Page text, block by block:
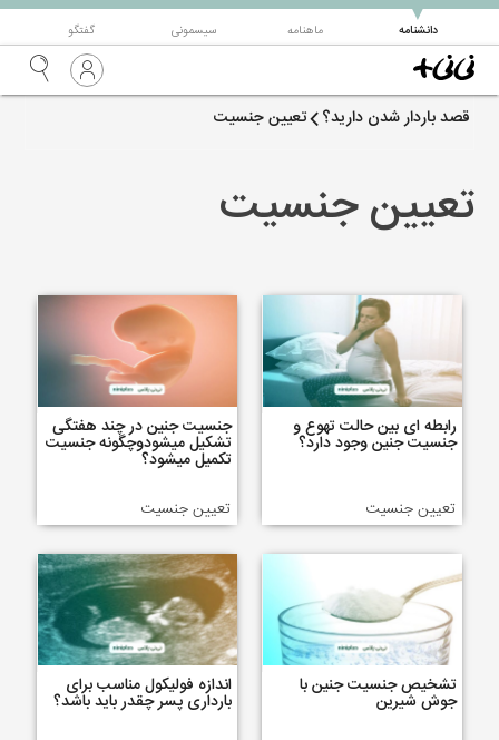
دانشنامه
▼ ماهنامه سیسمونی گفتگو
قصد باردار شدن دارید؟ تعیین جنسیت
تعیین جنسیت
رابطه ای بین حالت تهوع و
جنسیت جنین وجود دارد؟
تعیین جنسیت
جنسیت جنین در چند هفتگی
تشکیل میشودوچگونه جنسیت
تکمیل میشود؟
تعیین جنسیت
تشخیص جنسیت جنین با
جوش شیرین
اندازه فولیکول مناسب برای
بارداری پسر چقدر باید باشد؟